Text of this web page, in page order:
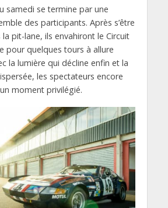
samedi se termine par une
des participants. Après s’être
pit-lane, ils envahiront le Circuit
pour quelques tours à allure
la lumière qui décline enfin et la
les spectateurs encore
moment privilégié.